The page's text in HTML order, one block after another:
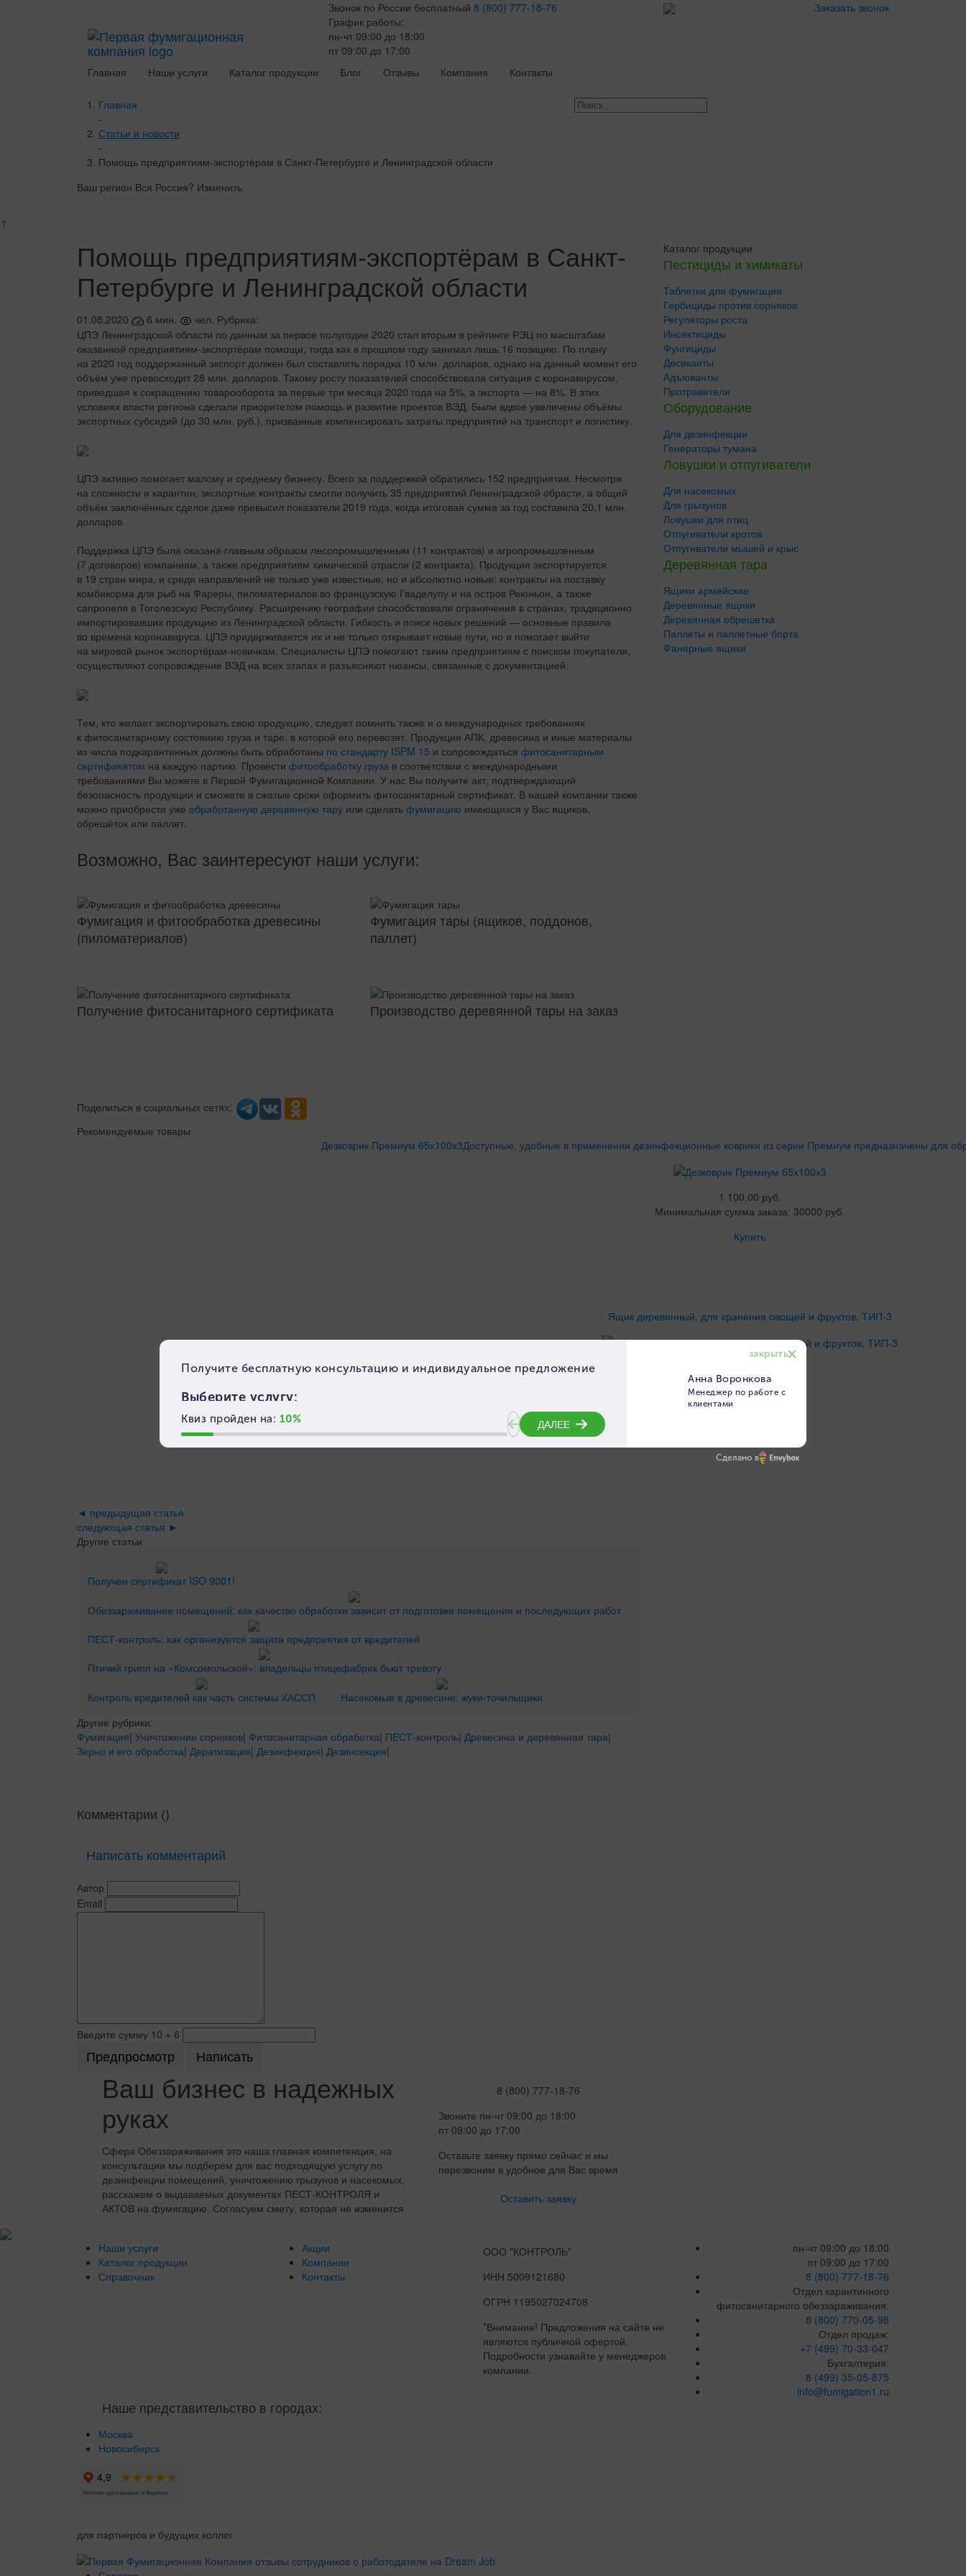
Звонок по России бесплатный 8 (800) 777-18-76
График работы:
пн-чт 09:00 до 18:00
пт 09:00 до 17:00
Заказать звонок
Главная Наши услуги Каталог продукции Блог Отзывы Компания Контакты
Главная
-
Статьи и новости
-
Помощь предприятиям-экспортёрам в Санкт-Петербурге и Ленинградской области
Ваш регион Вся Россия? Изменить
↑
Помощь предприятиям-экспортёрам в Санкт-
Петербурге и Ленинградской области
01.08.2020 6 мин. чел. Рубрика:
ЦПЭ Ленинградской области по данным за первое полугодие 2020 стал вторым в рейтинге РЭЦ по масштабам
оказанной предприятиям-экспортёрам помощи, тогда как в прошлом году занимал лишь 16 позицию. По плану
на 2020 год поддержанный экспорт должен был составлять порядка 10 млн. долларов, однако на данный момент его
объём уже превосходит 28 млн. долларов. Такому росту показателей способствовала ситуация с коронавирусом,
приведшая к сокращению товарооборота за первые три месяца 2020 года на 5%, а экспорта — на 8%. В этих
условиях власти региона сделали приоритетом помощь и развитие проектов ВЭД. Были вдвое увеличены объёмы
экспортных субсидий (до 30 млн. руб.), призванные компенсировать затраты предприятий на транспорт и логистику.
ЦПЭ активно помогает малому и среднему бизнесу. Всего за поддержкой обратились 152 предприятия. Несмотря
на сложности и карантин, экспортные контракты смогли получить 35 предприятий Ленинградской обрасти, а общий
объём заключённых сделок даже превысил показатели 2019 года, когда итоговая сумма за год составила 20,1 млн.
долларов.
Поддержка ЦПЭ была оказана главным образом лесопромышленным (11 контрактов) и агропромышленным
(7 договоров) компаниям, а также предприятиям химической отрасли (2 контракта). Продукция экспортируется
в 19 стран мира, и среди направлений не только уже известные, но и абсолютно новые: контракты на поставку
комбикорма для рыб на Фареры, пиломатериалов во французскую Гваделупу и на остров Реюньон, а также
сапропеля в Тоголезскую Республику. Расширению географии способствовали ограничения в странах, традиционно
импортировавших продукцию из Ленинградской области. Гибкость и поиск новых решений — основные правила
во времена коронавируса. ЦПЭ придерживается их и не только открывает новые пути, но и помогает выйти
на мировой рынок экспортёрам-новичкам. Специалисты ЦПЭ помогают таким предприятиям с поиском покупателя,
осуществляют сопровождение ВЭД на всех этапах и разъясняют нюансы, связанные с документацией.
Тем, кто желает экспортировать свою продукцию, следует помнить также и о международных требованиях
к фитосанитарному состоянию груза и таре, в которой его перевозят. Продукция АПК, древесина и иные материалы
из числа подкарантинных должны быть обработаны по стандарту ISPM 15 и сопровождаться фитосанитарным
сертификатом на каждую партию. Провести фитообработку груза в соответствии с международными
требованиями Вы можете в Первой Фумигационной Компании. У нас Вы получите акт, подтверждающий
безопасность продукции и сможете в сжатые сроки оформить фитосанитарный сертификат. В нашей компании также
можно приобрести уже обработанную деревянную тару или сделать фумигацию имеющихся у Вас ящиков,
обрешёток или паллет.
Возможно, Вас заинтересуют наши услуги:
Фумигация и фитообработка древесины
(пиломатериалов)
Фумигация тары (ящиков, поддонов,
паллет)
Получение фитосанитарного сертификата Производство деревянной тары на заказ
Поделиться в социальных сетях:
Рекомендуемые товары
Дезковрик Премиум 65х100х3Доступные, удобные в применении дезинфекционные коврики из серии Премиум предназначены для
1 100,00 руб.
Минимальная сумма заказа: 30000 руб.
Купить
Ящик деревянный, для хранения овощей и фруктов, ТИП-3
Купить
◄ предыдущая статья
следующая статья ►
Другие статьи
Получен сертификат ISO 9001!
Обеззараживание помещений: как качество обработки зависит от подготовки помещения и последующих работ
ПЕСТ-контроль: как организуется защита предприятия от вредителей
Птичий грипп на «Комсомольской»: владельцы птицефабрик бьют тревогу
Контроль вредителей как часть системы ХАССП
Насекомые в древесине: жуки-точильщики
Другие рубрики:
Фумигация| Уничтожение сорняков| Фитосанитарная обработка| ПЕСТ-контроль| Древесина и деревянная тара|
Зерно и его обработка| Дератизация| Дезинфекция| Дезинсекция|
Комментарии ()
Написать комментарий
Автор
Email
Введите сумму 10 + 6
Ваш бизнес в надежных
руках
Сфера Обеззараживания это наша главная компетенция, на
консультации мы подберем для вас подходящую услугу по
дезинфекции помещений, уничтожению грызунов и насекомых,
расскажем о выдаваемых документах ПЕСТ-КОНТРОЛЯ и
АКТОВ на фумигацию. Согласуем смету, которая не изменится
8 (800) 777-18-76
Звоните пн-чт 09:00 до 18:00
пт 09:00 до 17:00
Оставьте заявку прямо сейчас и мы
перезвоним в удобное для Вас время
Оставить заявку
Каталог продукции
Пестициды и химикаты
Таблетки для фумигации
Гербициды против сорняков
Регуляторы роста
Инсектициды
Фунгициды
Десиканты
Адъюванты
Протравители
Оборудование
Для дезинфекции
Генераторы тумана
Ловушки и отпугиватели
Для насекомых
Для грызунов
Ловушки для птиц
Отпугиватели кротов
Отпугиватели мышей и крыс
Деревянная тара
Ящики армейские
Деревянные ящики
Деревянная обрешетка
Паллеты и паллетные борта
Фанерные ящики
Наши услуги
Каталог продукции
Справочник
Акции
Компания
Контакты
ООО "КОНТРОЛЬ"
ИНН 5009121680
ОГРН 1195027024708
*Внимание! Предложения на сайте не
являются публичной офертой.
Подробности узнавайте у менеджеров
компании.
пн-чт 09:00 до 18:00
пт 09:00 до 17:00
8 (800) 777-18-76
Отдел карантинного
фитосанитарного обеззараживания:
8 (800) 770-05-98
Отдел продаж:
+7 (499) 70-33-047
Бухгалтерия:
8 (499) 35-05-875
info@fumigation1.ru
Наше представительство в городах:
Москва
Новосибирск
для партнеров и будущих коллег
Сделано в